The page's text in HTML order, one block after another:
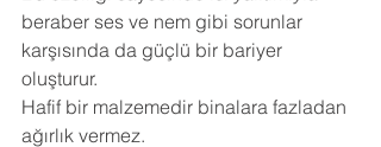
beraber ses ve nem gibi sorunlar
karşısında da güçlü bir bariyer
oluşturur.
Hafif bir malzemedir binalara fazladan
ağırlık vermez.